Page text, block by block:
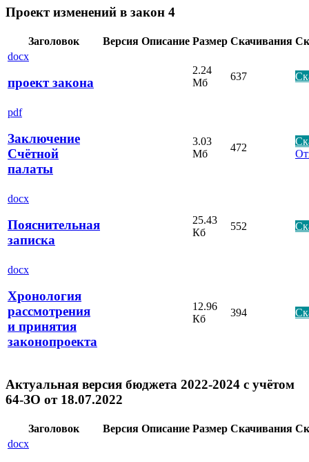
Проект изменений в закон 4
Заголовок Версия Описание Размер Скачивания
docx
проект закона
2.24
Мб
637
pdf
Заключение
Счётной
палаты
3.03
Мб
472
docx
Пояснительная
записка
25.43
Кб
552
docx
Хронология
рассмотрения
и принятия
законопроекта
12.96
Кб
394
Актуальная версия бюджета 2022-2024 с учётом
64-ЗО от 18.07.2022
Заголовок Версия Описание Размер Скачивания
docx